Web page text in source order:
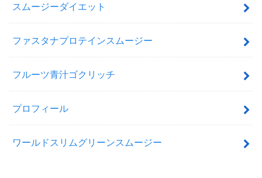
スムージーダイエット
ファスタナプロテインスムージー
フルーツ青汁ゴクリッチ
プロフィール
ワールドスリムグリーンスムージー